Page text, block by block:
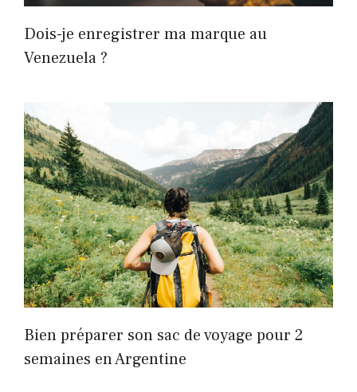
Dois-je enregistrer ma marque au
Venezuela ?
Bien préparer son sac de voyage pour 2
semaines en Argentine